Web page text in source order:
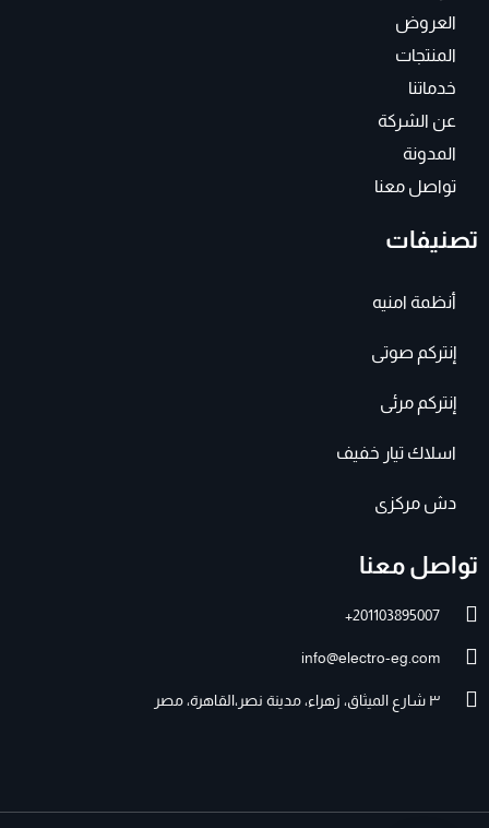
العروض
المنتجات
خدماتنا
عن الشركة
المدونة
تواصل معنا
تصنيفات
أنظمة امنيه
إنتركم صوتى
إنتركم مرئى
اسلاك تيار خفيف
دش مركزى
تواصل معنا
201103895007+
info@electro-eg.com
٣ شارع الميثاق، زهراء، مدينة نصر،القاهرة، مصر